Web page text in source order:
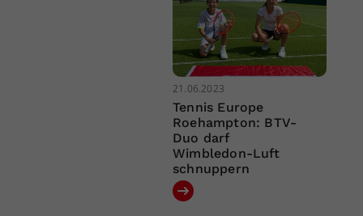
21.06.2023
Tennis Europe
Roehampton: BTV-
Duo darf
Wimbledon-Luft
schnuppern